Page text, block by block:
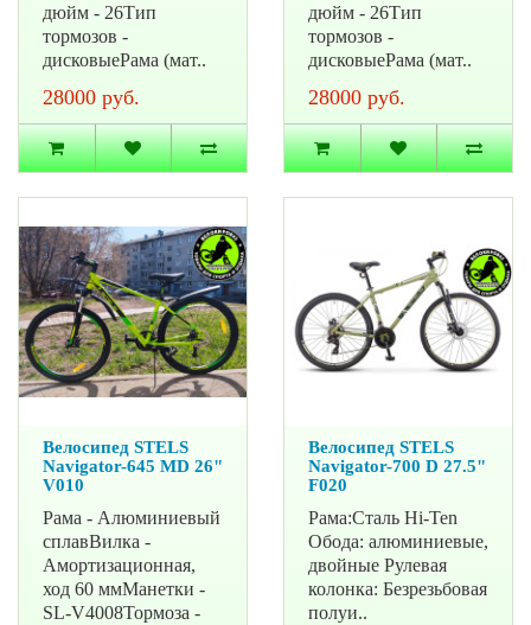
дюйм - 26Тип
тормозов -
дисковыеРама (мат..
28000 руб.
дюйм - 26Тип
тормозов -
дисковыеРама (мат..
28000 руб.
Велосипед STELS
Navigator-645 MD 26"
V010
Рама - Алюминиевый
сплавВилка -
Амортизационная,
ход 60 ммМанетки -
SL-V4008Тормоза -
Велосипед STELS
Navigator-700 D 27.5"
F020
Рама:Сталь Hi-Ten
Обода: алюминиевые,
двойные Рулевая
колонка: Безрезьбовая
полуи..